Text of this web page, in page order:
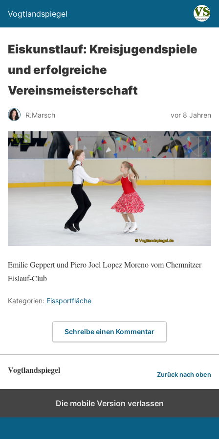
Vogtlandspiegel
Eiskunstlauf: Kreisjugendspiele
und erfolgreiche
Vereinsmeisterschaft
R.Marsch vor 8 Jahren
Emilie Geppert und Piero Joel Lopez Moreno vom Chemnitzer
Eislauf-Club
Kategorien: Eissportfläche
Schreibe einen Kommentar
Vogtlandspiegel Zurück nach oben
Die mobile Version verlassen